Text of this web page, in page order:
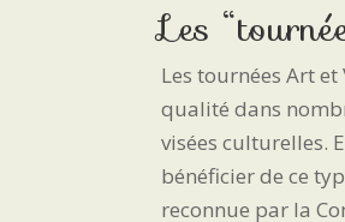
Les
Les tournées Art
qualité dans
visées culturelles.
bénéficier de ce
reconnue par la